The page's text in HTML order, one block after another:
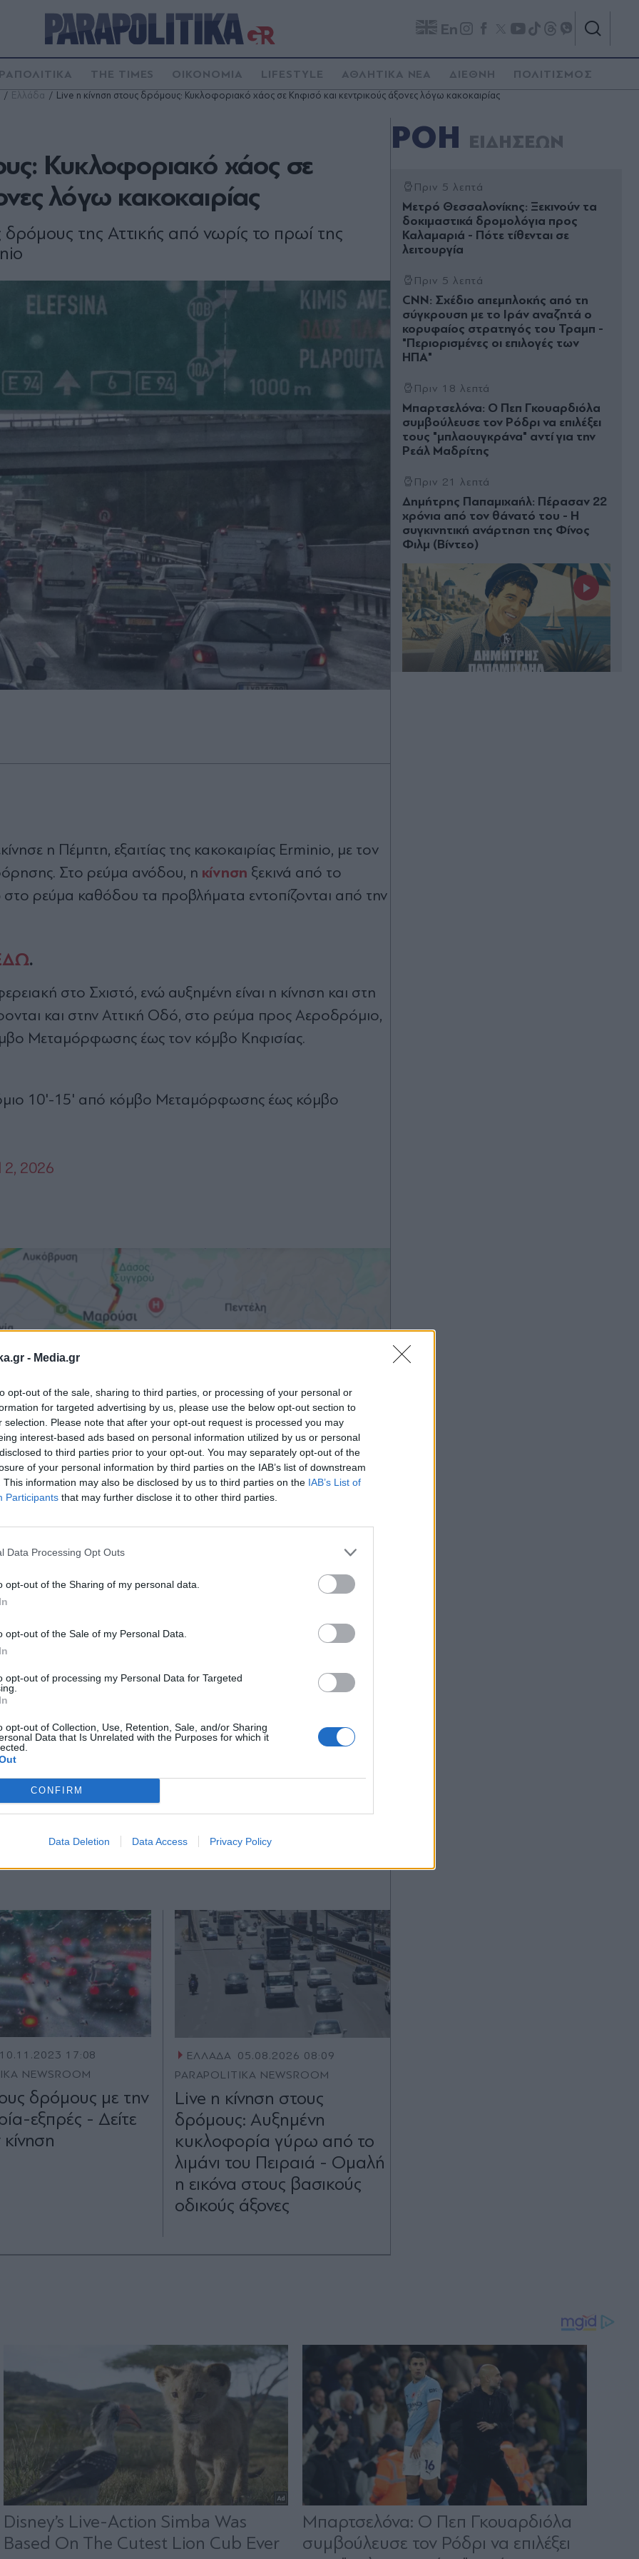
- Media.gr
opt-out of the sale, sharing to third parties, or processing of your personal or
for targeted advertising by us, please use the below opt-out section to
selection. Please note that after your opt-out request is processed you may
interest-based ads based on personal information utilized by us or personal
to third parties prior to your opt-out. You may separately opt-out of the
of your personal information by third parties on the IAB’s list of downstream
This information may also be disclosed by us to third parties on the IAB’s List of
Participants that may further disclose it to other third parties.
Data Processing Opt Outs
opt-out of the Sharing of my personal data.
opt-out of the Sale of my Personal Data.
opt-out of processing my Personal Data for Targeted
opt-out of Collection, Use, Retention, Sale, and/or Sharing
Data that Is Unrelated with the Purposes for which it
CONFIRM
Data Deletion Data Access Privacy Policy
En
THE TIMES ΟΙΚΟΝΟΜΙΑ LIFESTYLE ΑΘΛΗΤΙΚΑ ΝΕΑ ΔΙΕΘΝΗ ΠΟΛΙΤΙΣΜΟΣ
Ελλάδα Live η κίνηση στους δρόμους: Κυκλοφοριακό χάος σε Κηφισό και κεντρικούς άξονες λόγω κακοκαιρίας
Κυκλοφοριακό χάος σε
λόγω κακοκαιρίας
δρόμους της Αττικής από νωρίς το πρωί της
η Πέμπτη, εξαιτίας της κακοκαιρίας Erminio, με τον
Στο ρεύμα ανόδου, η κίνηση ξεκινά από το
στο ρεύμα καθόδου τα προβλήματα εντοπίζονται από την
.
στο Σχιστό, ενώ αυξημένη είναι η κίνηση και στη
και στην Αττική Οδό, στο ρεύμα προς Αεροδρόμιο,
Μεταμόρφωσης έως τον κόμβο Κηφισίας.
10'-15' από κόμβο Μεταμόρφωσης έως κόμβο
2, 2026
Ακολουθήστε μας στο
10.11.2023 17:08
NEWSROOM
δρόμους με την
εξπρές - Δείτε
ΕΛΛΑΔΑ
05.08.2026 08:09
PARAPOLITIKA NEWSROOM
Live η κίνηση στους
δρόμους: Αυξημένη
κυκλοφορία γύρω από το
λιμάνι του Πειραιά - Ομαλή
η εικόνα στους βασικούς
οδικούς άξονες
ΡΟΗ ΕΙΔΗΣΕΩΝ
Πριν 5 λεπτά
Μετρό Θεσσαλονίκης: Ξεκινούν τα
δοκιμαστικά δρομολόγια προς
Καλαμαριά - Πότε τίθενται σε
λειτουργία
Πριν 5 λεπτά
CNN: Σχέδιο απεμπλοκής από τη
σύγκρουση με το Ιράν αναζητά ο
κορυφαίος στρατηγός του Τραμπ -
"Περιορισμένες οι επιλογές των
ΗΠΑ"
Πριν 18 λεπτά
Μπαρτσελόνα: Ο Πεπ Γκουαρδιόλα
συμβούλευσε τον Ρόδρι να επιλέξει
τους "μπλαουγκράνα" αντί για την
Ρεάλ Μαδρίτης
Πριν 21 λεπτά
Δημήτρης Παπαμιχαήλ: Πέρασαν 22
χρόνια από τον θάνατό του - Η
συγκινητική ανάρτηση της Φίνος
Φιλμ (Βίντεο)
newsletter
Αποδέχομαι τουςόρους χρήσης